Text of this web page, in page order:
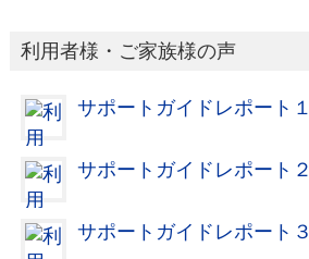
利用者様・ご家族様の声
サポートガイドレポート１
サポートガイドレポート２
サポートガイドレポート３